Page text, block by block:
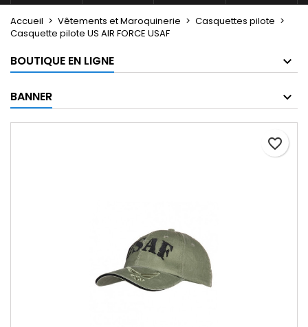
Accueil Vêtements et Maroquinerie
Casquettes pilote
Casquette pilote US AIR FORCE USAF
BOUTIQUE EN LIGNE
BANNER
favorite_border